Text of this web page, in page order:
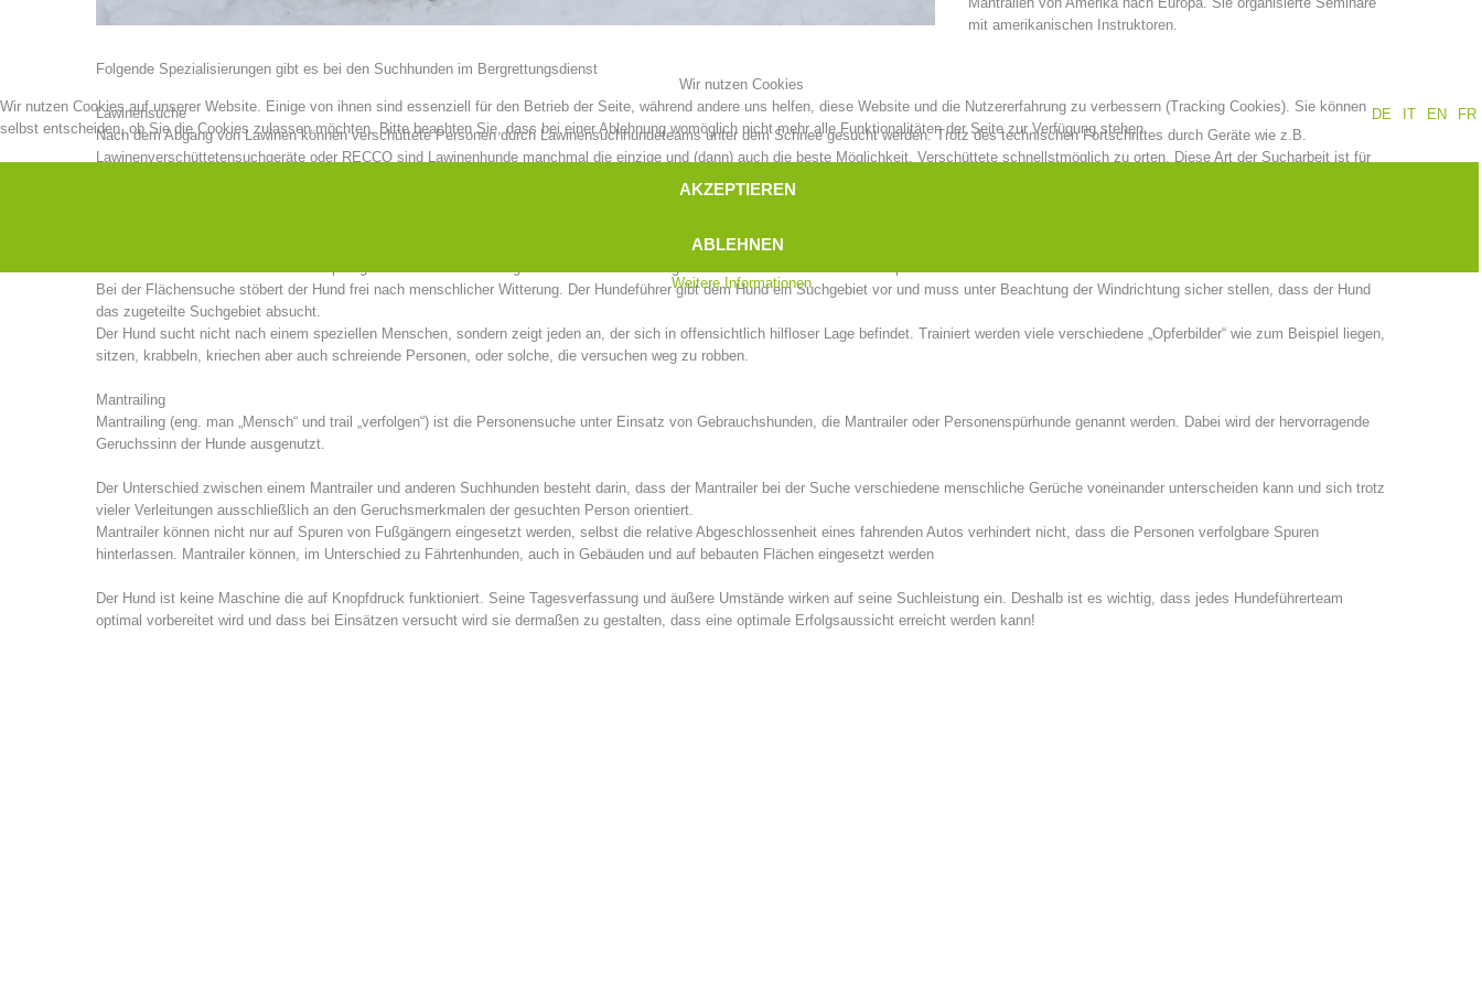
mit amerikanischen Instruktoren.
Folgende Spezialisierungen gibt es bei den Suchhunden im Bergrettungsdienst
Lawinensuche
Nach dem Abgang von Lawinen können verschüttete Personen durch Lawinensuchhundeteams unter dem Schnee gesucht werden. Trotz des technischen Fortschrittes durch Geräte wie z.B.
Lawinenverschüttetensuchgeräte oder RECCO sind Lawinenhunde manchmal die einzige und (dann) auch die beste Möglichkeit, Verschüttete schnellstmöglich zu orten. Diese Art der Sucharbeit ist für
Hund und Führer sehr aufwendig und belastend. Da er als einer der Ersten am Einsatzort eintrifft, muss der Hundeführer über umfangreiche Kenntnisse in Abklärung, Gefahreneinschätzung und
Bei der Flächensuche stöbert der Hund frei nach menschlicher Witterung. Der Hundeführer gibt dem Hund ein Suchgebiet vor und muss unter Beachtung der Windrichtung sicher stellen, dass der Hund
das zugeteilte Suchgebiet absucht.
Der Hund sucht nicht nach einem speziellen Menschen, sondern zeigt jeden an, der sich in offensichtlich hilfloser Lage befindet. Trainiert werden viele verschiedene „Opferbilder“ wie zum Beispiel liegen,
sitzen, krabbeln, kriechen aber auch schreiende Personen, oder solche, die versuchen weg zu robben.
Mantrailing
Mantrailing (eng. man „Mensch“ und trail „verfolgen“) ist die Personensuche unter Einsatz von Gebrauchshunden, die Mantrailer oder Personenspürhunde genannt werden. Dabei wird der hervorragende
Geruchssinn der Hunde ausgenutzt.
Der Unterschied zwischen einem Mantrailer und anderen Suchhunden besteht darin, dass der Mantrailer bei der Suche verschiedene menschliche Gerüche voneinander unterscheiden kann und sich trotz
vieler Verleitungen ausschließlich an den Geruchsmerkmalen der gesuchten Person orientiert.
Mantrailer können nicht nur auf Spuren von Fußgängern eingesetzt werden, selbst die relative Abgeschlossenheit eines fahrenden Autos verhindert nicht, dass die Personen verfolgbare Spuren
hinterlassen. Mantrailer können, im Unterschied zu Fährtenhunden, auch in Gebäuden und auf bebauten Flächen eingesetzt werden
Der Hund ist keine Maschine die auf Knopfdruck funktioniert. Seine Tagesverfassung und äußere Umstände wirken auf seine Suchleistung ein. Deshalb ist es wichtig, dass jedes Hundeführerteam
optimal vorbereitet wird und dass bei Einsätzen versucht wird sie dermaßen zu gestalten, dass eine optimale Erfolgsaussicht erreicht werden kann!
Wir nutzen Cookies
DE
IT EN FR
Wir nutzen Cookies auf unserer Website. Einige von ihnen sind essenziell für den Betrieb der Seite, während andere uns helfen, diese Website und die Nutzererfahrung zu verbessern (Tracking Cookies). Sie können
selbst entscheiden, ob Sie die Cookies zulassen möchten. Bitte beachten Sie, dass bei einer Ablehnung womöglich nicht mehr alle Funktionalitäten der Seite zur Verfügung stehen.
AKZEPTIEREN
ABLEHNEN
Weitere Informationen